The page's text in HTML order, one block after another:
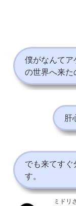
僕がなんてア
の世界へ来た
肝
でも来てすぐ
す。
ミドリ